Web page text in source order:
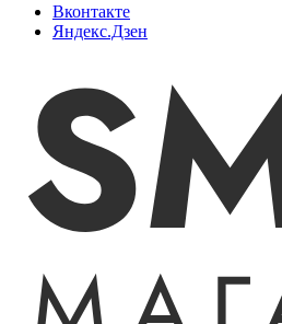
Вконтакте
Яндекс.Дзен